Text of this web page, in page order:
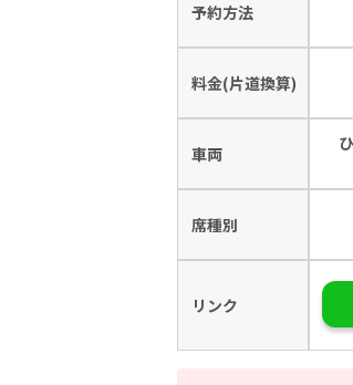
予約方法
料金(片道換算)
車両
席種別
リンク